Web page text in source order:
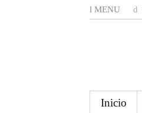
MENU
Inicio